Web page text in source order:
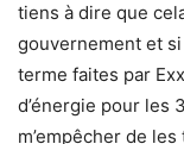
tiens à dire que
gouvernement et
terme faites par
d’énergie pour les
m’empêcher de